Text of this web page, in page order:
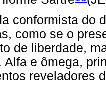
conformista do
como se o
de liberdade,
Alfa e ômega,
reveladores